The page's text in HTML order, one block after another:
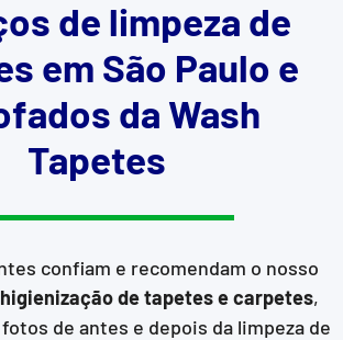
de limpeza de
em São Paulo e
da Wash
Tapetes
confiam e recomendam o nosso
higienização de tapetes e carpetes,
de antes e depois da limpeza de